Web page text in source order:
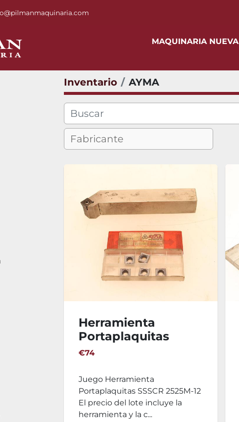
MAQUINARIA NUEVA
Inventario AYMA
Herramienta
Portaplaquitas
SSSCR 2525M-12 con
€74
Juego Herramienta
Portaplaquitas SSSCR 2525M-12
El precio del lote incluye la
herramienta y la c...